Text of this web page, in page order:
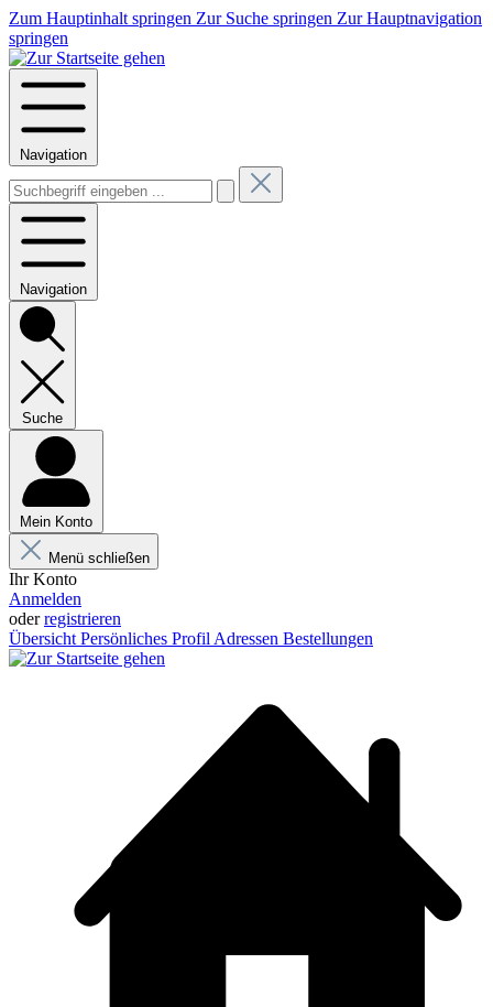
Zum Hauptinhalt springen Zur Suche springen Zur Hauptnavigation
springen
Navigation
Navigation
Suche
Mein Konto
Menü schließen
Ihr Konto
Anmelden
oderregistrieren
Übersicht Persönliches Profil Adressen Bestellungen